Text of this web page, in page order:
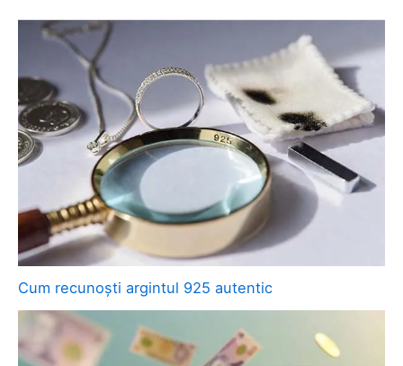
Cum recunoști argintul 925 autentic